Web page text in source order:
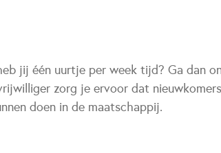
jij één uurtje per week tijd? Ga dan
zorg je ervoor dat
doen in de maatschappij.